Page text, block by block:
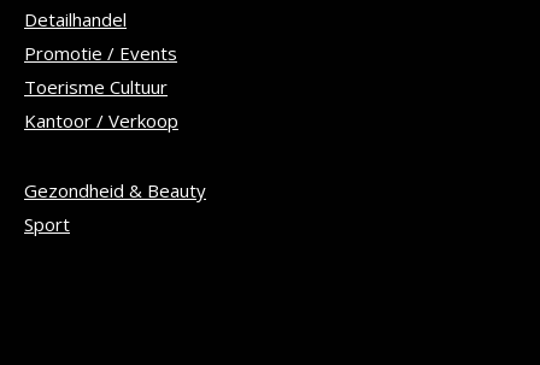
Detailhandel
Promotie / Events
Toerisme Cultuur
Kantoor / Verkoop
Gezondheid & Beauty
Sport